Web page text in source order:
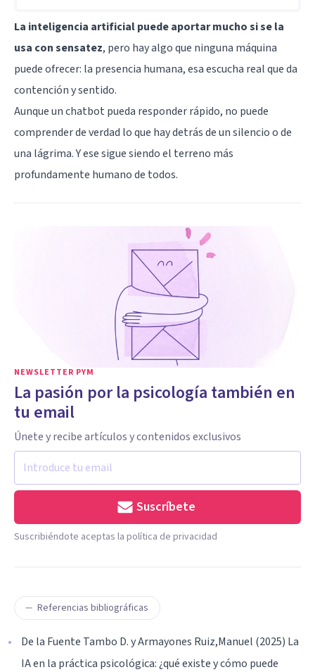
La inteligencia artificial puede aportar mucho si se la
usa con sensatez, pero hay algo que ninguna máquina
puede ofrecer: la presencia humana, esa escucha real que da
contención y sentido.
Aunque un chatbot pueda responder rápido, no puede
comprender de verdad lo que hay detrás de un silencio o de
una lágrima. Y ese sigue siendo el terreno más
profundamente humano de todos.
NEWSLETTER PYM
La pasión por la psicología también en
tu email
Únete y recibe artículos y contenidos exclusivos
Suscríbete
Suscribiéndote aceptas la política de privacidad
Referencias bibliográficas
De la Fuente Tambo D. y Armayones Ruiz,Manuel (2025) La
IA en la práctica psicológica: ¿qué existe y cómo puede